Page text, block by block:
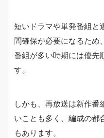
短いドラマや単発番組と
間確保が必要になるため
番組が多い時期には優先
す。
しかも、再放送は新作番
いことも多く、編成の都
もあります。